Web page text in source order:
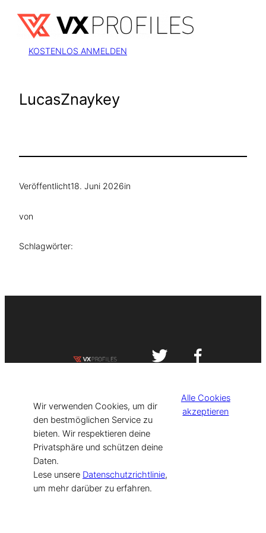
Inhalt
springen
KOSTENLOS ANMELDEN
LucasZnaykey
Veröffentlicht18. Juni 2026in
von
Schlagwörter:
[current_year] VISIT-X. Made with
for Models & Influencers!
Wir verwenden Cookies, um dir
den bestmöglichen Service zu
bieten. Wir respektieren deine
Privatsphäre und schützen deine
Daten.
Lese unsere Datenschutzrichtlinie,
um mehr darüber zu erfahren.
Alle Cookies
akzeptieren